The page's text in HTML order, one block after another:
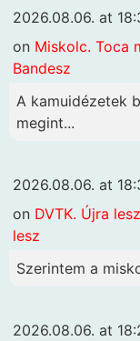
2026.08.06. at
on Miskolc. Toca
Bandesz
A kamuidézetek
megint...
2026.08.06. at
on DVTK. Újra
lesz
Szerintem a
2026.08.06. at